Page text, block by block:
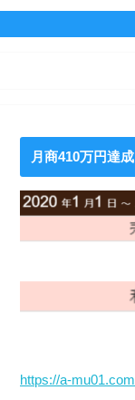
月商410万円達成
https://a-